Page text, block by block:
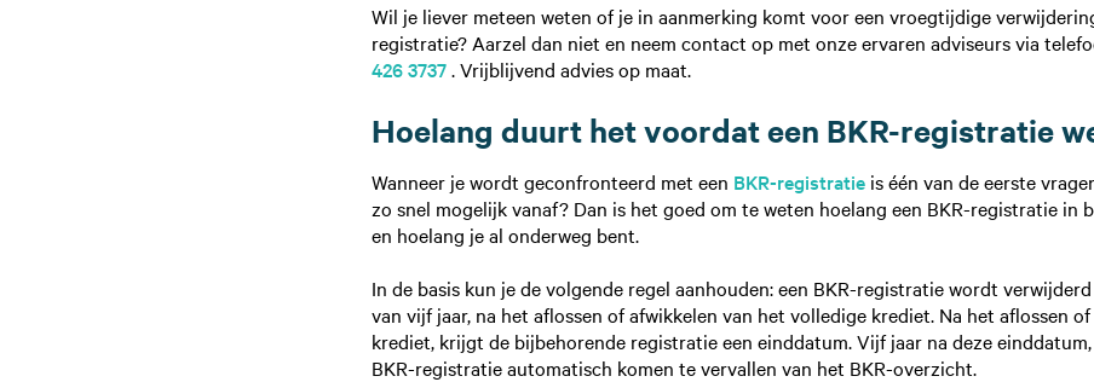
Wil je liever meteen weten of je in aanmerking komt voor een vroegtijdige
registratie? Aarzel dan niet en neem contact op met onze ervaren adviseurs via
426 3737. Vrijblijvend advies op maat.
Hoelang duurt het voordat een BKR-registratie
Wanneer je wordt geconfronteerd met een BKR-registratie is één van de eerste
zo snel mogelijk vanaf? Dan is het goed om te weten hoelang een BKR-registratie in
en hoelang je al onderweg bent.
In de basis kun je de volgende regel aanhouden: een BKR-registratie wordt
van vijf jaar, na het aflossen of afwikkelen van het volledige krediet. Na het aflossen
krediet, krijgt de bijbehorende registratie een einddatum. Vijf jaar na deze
BKR-registratie automatisch komen te vervallen van het BKR-overzicht.